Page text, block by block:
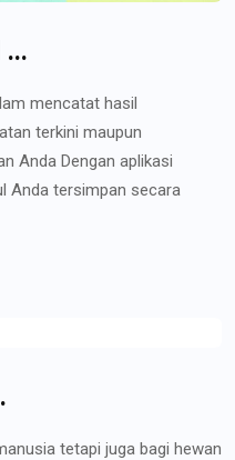
mencatat hasil
terkini maupun
Anda Dengan aplikasi
Anda tersimpan secara
tetapi juga bagi hewan